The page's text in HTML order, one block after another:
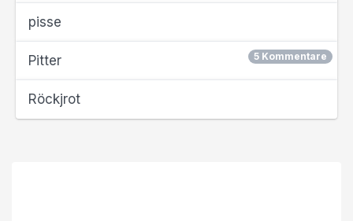
pisse
5 Kommentare
Pitter
Röckjrot